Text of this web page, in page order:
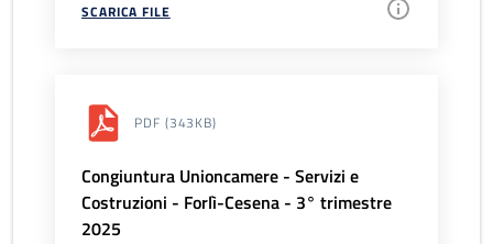
SCARICA FILE
PDF (343KB)
Congiuntura Unioncamere - Servizi e
Costruzioni - Forlì-Cesena - 3° trimestre
2025